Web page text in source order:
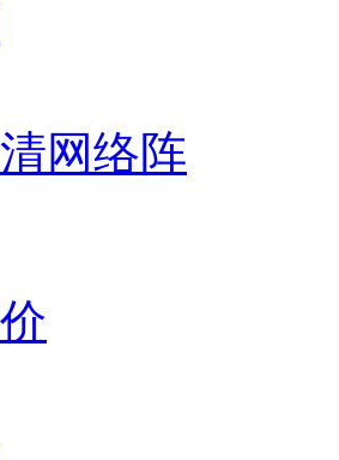
网络阵